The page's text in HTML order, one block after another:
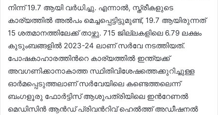
നിന്ന് 19.7 ആയി വർധിച്ചു. എന്നാൽ, സ്ത്രീകളുടെ
കാര്യത്തിൽ അൽപം മെച്ചപ്പെട്ടിട്ടുമുണ്ട്, 19.7 ആയിരുന്നത്
15 ശതമാനത്തിലേക്ക് താഴ്ന്നു. 715 ജില്ലകളിലെ 6.79 ലക്ഷം
കുടുംബങ്ങളിൽ 2023-24 ലാണ് സർവേ നടത്തിയത്.
പോഷകാഹാരത്തിന്‍റെ കാര്യത്തിൽ ഇന്ത്യക്ക്
അവഗണിക്കാനാകാത്ത സ്ഥിതിവിശേഷത്തെക്കുറിച്ചുള്ള
ഓർമപ്പെടുത്തലാണ് സർവേയിലെ കണ്ടെത്തലെന്ന്
ബംഗളൂരു ഫോർട്ടിസ് ആശുപത്രിയിലെ ഇന്‍റേണൽ
മെഡിസിൻ ആൻഡ് പ്രിവന്‍റിവ് ഹെൽത്ത് അഡീഷനൽ